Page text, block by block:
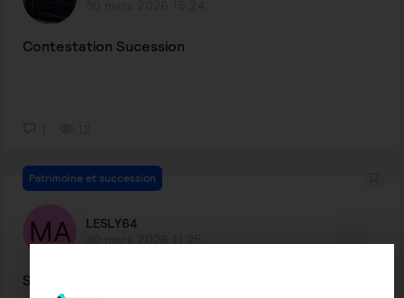
Contestation Sucession
Patrimoine et succession
LESLY64
Succession